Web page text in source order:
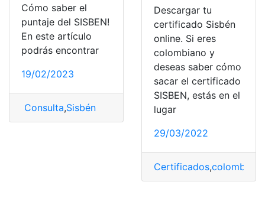
Cómo saber el
puntaje del SISBEN!
En este artículo
podrás encontrar
19/02/2023
Consulta,Sisbén
Descargar tu
certificado Sisbén
online. Si eres
colombiano y
deseas saber cómo
sacar el certificado
SISBEN, estás en el
lugar
29/03/2022
Certificados,colombia